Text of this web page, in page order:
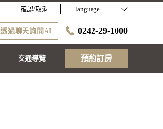
確認/取消 language
透過聊天詢問AI 0242-29-1000
交通導覽 預約訂房